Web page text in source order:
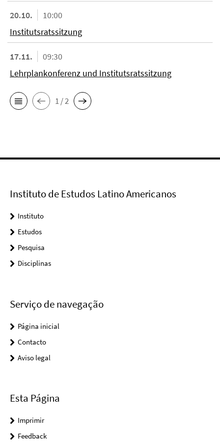
20.10.
10:00
Institutsratssitzung
17.11.
09:30
Lehrplankonferenz und Institutsratssitzung
1 / 2
Instituto de Estudos Latino Americanos
Instituto
Estudos
Pesquisa
Disciplinas
Serviço de navegação
Página inicial
Contacto
Aviso legal
Esta Página
Imprimir
Feedback